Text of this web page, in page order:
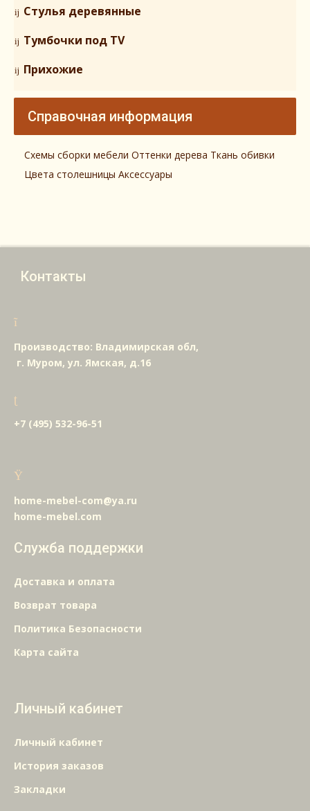
Стулья деревянные
Тумбочки под TV
Прихожие
Справочная информация
Схемы сборки мебели Оттенки дерева Ткань обивки
Цвета столешницы Аксессуары
Контакты
Производство: Владимирская обл,
г. Муром, ул. Ямская, д.16
+7 (495) 532-96-51
home-mebel-com@ya.ru
home-mebel.com
Служба поддержки
Доставка и оплата
Возврат товара
Политика Безопасности
Карта сайта
Личный кабинет
Личный кабинет
История заказов
Закладки